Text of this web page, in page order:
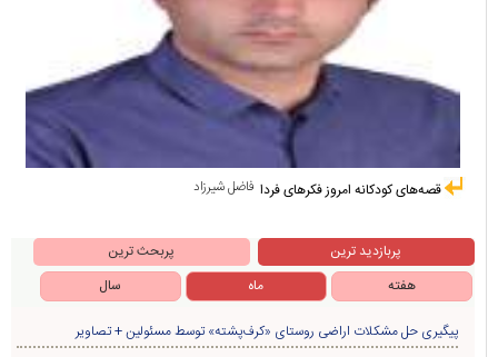
فاضل شیرزاد قصه‌های کودکانه امروز فکرهای فردا
پربازدید ترین
پربحث ترین
هفته
ماه سال
پیگیری حل مشکلات اراضی روستای «کرف‌پشته» توسط مسئولین + تصاویر